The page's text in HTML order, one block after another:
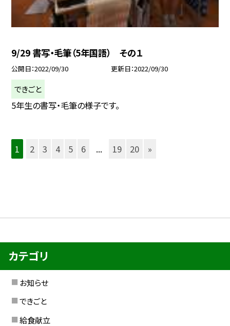
9/29 書写・毛筆（5年国語） その１
公開日 2022/09/30 更新日 2022/09/30
できごと
5年生の書写・毛筆の様子です。
1 2 3 4 5 6 ... 19 20 »
カテゴリ
お知らせ
できごと
給食献立